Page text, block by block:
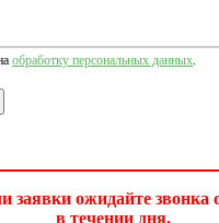
обработку персональных данных.
заявки ожидайте звонка
в течении дня.